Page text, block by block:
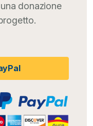
donazione